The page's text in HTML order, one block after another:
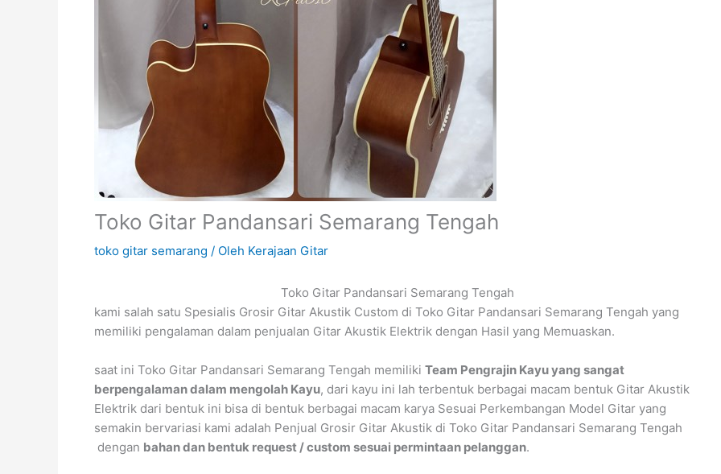
Toko Gitar Pandansari Semarang Tengah
toko gitar semarang / Oleh Kerajaan Gitar
Toko Gitar Pandansari Semarang Tengah
kami salah satu Spesialis Grosir Gitar Akustik Custom di Toko Gitar Pandansari Semarang Tengah yang
memiliki pengalaman dalam penjualan Gitar Akustik Elektrik dengan Hasil yang Memuaskan.
saat ini Toko Gitar Pandansari Semarang Tengah memiliki Team Pengrajin Kayu yang sangat
berpengalaman dalam mengolah Kayu, dari kayu ini lah terbentuk berbagai macam bentuk Gitar Akustik
Elektrik dari bentuk ini bisa di bentuk berbagai macam karya Sesuai Perkembangan Model Gitar yang
semakin bervariasi kami adalah Penjual Grosir Gitar Akustik di Toko Gitar Pandansari Semarang Tengah
dengan bahan dan bentuk request / custom sesuai permintaan pelanggan.